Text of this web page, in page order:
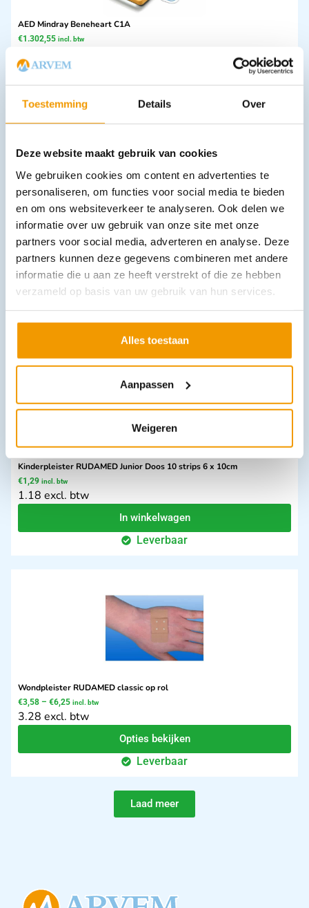
Toestemming Details Over
Deze website maakt gebruik van cookies
We gebruiken cookies om content en advertenties te
personaliseren, om functies voor social media te bieden
en om ons websiteverkeer te analyseren. Ook delen we
informatie over uw gebruik van onze site met onze
partners voor social media, adverteren en analyse. Deze
partners kunnen deze gegevens combineren met andere
informatie die u aan ze heeft verstrekt of die ze hebben
verzameld op basis van uw gebruik van hun services.
Alles toestaan
Aanpassen
Weigeren
AED Mindray Beneheart C1A
€1.302,55 incl. btw
Leverbaar
NOBATOP 12 Ds 50 x set (2) wondkompres NW steriel
€2,63 – €11,01 incl. btw
2.41 excl. btw
Opties bekijken
Leverbaar
Kinderpleister RUDAMED Junior Doos 10 strips 6 x 10cm
€1,29 incl. btw
1.18 excl. btw
In winkelwagen
Leverbaar
Wondpleister RUDAMED classic op rol
€3,58 – €6,25 incl. btw
3.28 excl. btw
Opties bekijken
Leverbaar
Laad meer